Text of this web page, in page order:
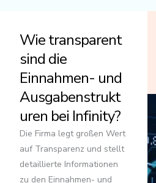
Wie transparent
sind die
Einnahmen- und
Ausgabenstrukt
uren bei Infinity?
Die Firma legt großen Wert
auf Transparenz und stellt
detaillierte Informationen
zu den Einnahmen- und